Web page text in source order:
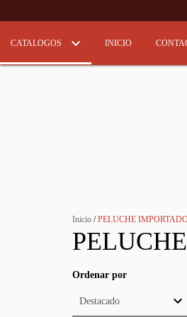
CATALOGOS INICIO
Inicio / PELUCHE
Ordenar por